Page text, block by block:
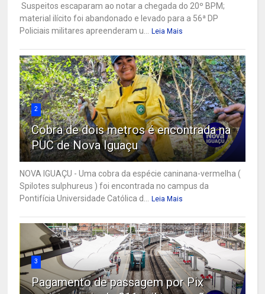
Suspeitos escaparam ao notar a chegada do 20º BPM;
material ilícito foi abandonado e levado para a 56ª DP
Policiais militares apreenderam u...
Leia Mais
2
Cobra de dois metros é encontrada na
PUC de Nova Iguaçu
NOVA IGUAÇU - Uma cobra da espécie caninana-vermelha (
Spilotes sulphureus ) foi encontrada no campus da
Pontifícia Universidade Católica d...
Leia Mais
3
Pagamento de passagem por Pix